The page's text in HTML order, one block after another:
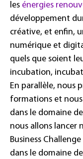
les énergies
développement
créative, et enfin,
numérique et
quels que soient
incubation,
En parallèle, nous
formations et nous
dans le domaine
nous allons lancer
Business
dans le domaine